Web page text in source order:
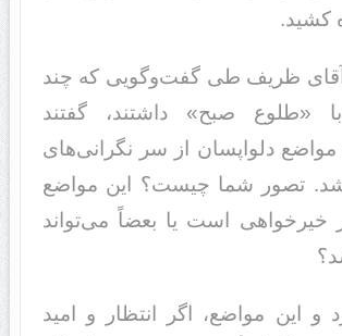
‌کشید‌‌.
ظریف طی گفت‌وگویی که چند‌‌
«طلوع صبح» د‌‌اشتند‌‌، گفتند‌‌
مواضع د‌‌لواپسان از سر نگرانی‌های
تصور شما چیست؟ این مواضع
خیرخواهی است یا بعضاً می‌تواند‌‌
و این مواضع، اگر انتظار و امید‌‌